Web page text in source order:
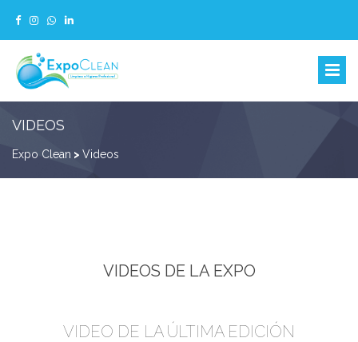
VIDEOS
Expo Clean > Videos
VIDEOS DE LA EXPO
VIDEO DE LA ÚLTIMA EDICIÓN